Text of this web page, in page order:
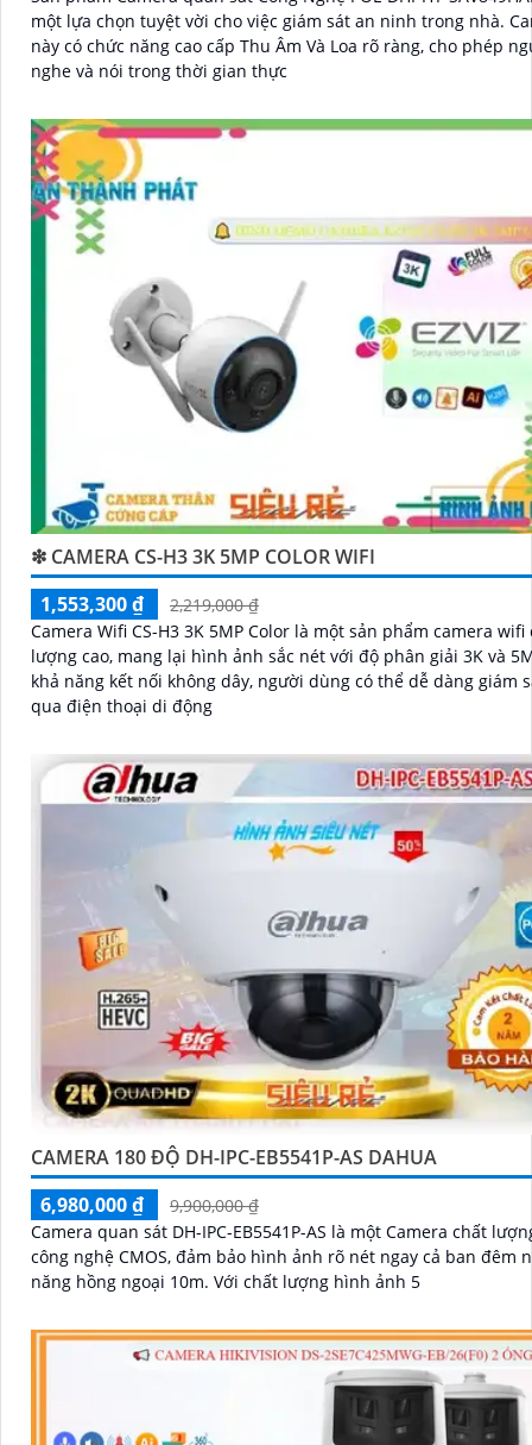
một lựa chọn tuyệt vời cho việc giám sát an ninh trong nhà. Camera
này có chức năng cao cấp Thu Âm Và Loa rõ ràng, cho phép
nghe và nói trong thời gian thực
❇ CAMERA CS-H3 3K 5MP COLOR WIFI
1,553,300 ₫
2,219,000 ₫
Camera Wifi CS-H3 3K 5MP Color là một sản phẩm camera wifi
lượng cao, mang lại hình ảnh sắc nét với độ phân giải 3K và 5MP.
khả năng kết nối không dây, người dùng có thể dễ dàng giám
qua điện thoại di động
CAMERA 180 ĐỘ DH-IPC-EB5541P-AS DAHUA
6,980,000 ₫
9,900,000 ₫
Camera quan sát DH-IPC-EB5541P-AS là một Camera chất
công nghệ CMOS, đảm bảo hình ảnh rõ nét ngay cả ban đêm
năng hồng ngoại 10m. Với chất lượng hình ảnh 5